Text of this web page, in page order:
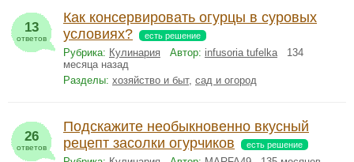
13
ответов
Как консервировать огурцы в суровых
условиях?
есть решение
Рубрика: Кулинария Автор: infusoria tufelka134
месяца назад
Разделы: хозяйство и быт, сад и огород
26
ответов
Подскажите необыкновенно вкусный
рецепт засолки огурчиков
есть решение